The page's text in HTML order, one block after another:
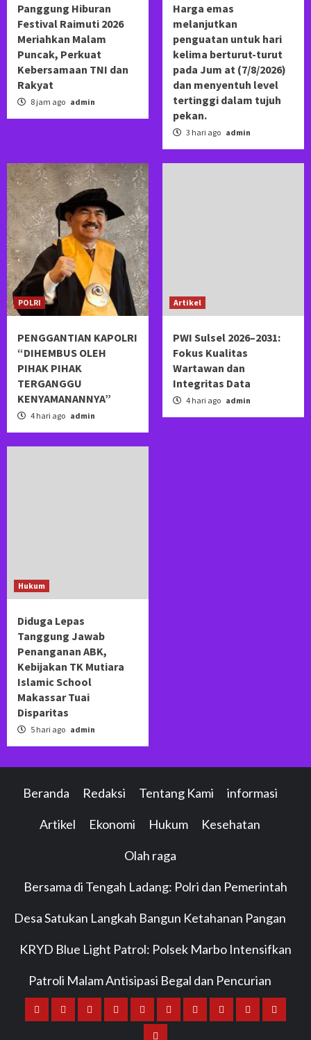
Panggung Hiburan
Festival Raimuti 2026
Meriahkan Malam
Puncak, Perkuat
Kebersamaan TNI dan
Rakyat
8 jam ago admin
Harga emas
melanjutkan
penguatan untuk hari
kelima berturut-turut
pada Jum at (7/8/2026)
dan menyentuh level
tertinggi dalam tujuh
pekan.
3 hari ago admin
POLRI
PENGGANTIAN KAPOLRI
“DIHEMBUS OLEH
PIHAK PIHAK
TERGANGGU
KENYAMANANNYA”
4 hari ago admin
Artikel
PWI Sulsel 2026–2031:
Fokus Kualitas
Wartawan dan
Integritas Data
4 hari ago admin
Hukum
Diduga Lepas
Tanggung Jawab
Penanganan ABK,
Kebijakan TK Mutiara
Islamic School
Makassar Tuai
Disparitas
5 hari ago admin
Beranda Redaksi Tentang Kami informasi
Artikel Ekonomi Hukum Kesehatan
Olah raga
Bersama di Tengah Ladang: Polri dan Pemerintah
Desa Satukan Langkah Bangun Ketahanan Pangan
KRYD Blue Light Patrol: Polsek Marbo Intensifkan
Patroli Malam Antisipasi Begal dan Pencurian
BerandaRedaksiTentanginformasiArtikelEkonomiHukumKesehatan
Olah Bersama